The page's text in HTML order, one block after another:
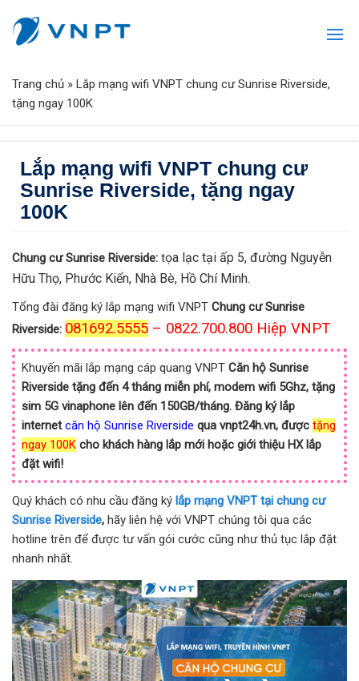
Trang chủ » Lắp mạng wifi VNPT chung cư Sunrise Riverside,
tặng ngay 100K
Lắp mạng wifi VNPT chung cư
Sunrise Riverside, tặng ngay
100K
Chung cư Sunrise Riverside: tọa lạc tại ấp 5, đường Nguyễn
Hữu Thọ, Phước Kiển, Nhà Bè, Hồ Chí Minh.
Tổng đài đăng ký lắp mạng wifi VNPT Chung cư Sunrise
Riverside: 081692.5555 – 0822.700.800 Hiệp VNPT
Khuyến mãi lắp mạng cáp quang VNPT Căn hộ Sunrise
Riverside tặng đến 4 tháng miễn phí, modem wifi 5Ghz, tặng
sim 5G vinaphone lên đến 150GB/tháng. Đăng ký lắp
internetcăn hộ Sunrise Riverside qua vnpt24h.vn, được tặng
ngay 100K cho khách hàng lắp mới hoặc giới thiệu HX lắp
đặt wifi!
Quý khách có nhu cầu đăng ký lắp mạng VNPT tại chung cư
Sunrise Riverside, hãy liên hệ với VNPT chúng tôi qua các
hotline trên để được tư vấn gói cước cũng như thủ tục lắp đặt
nhanh nhất.